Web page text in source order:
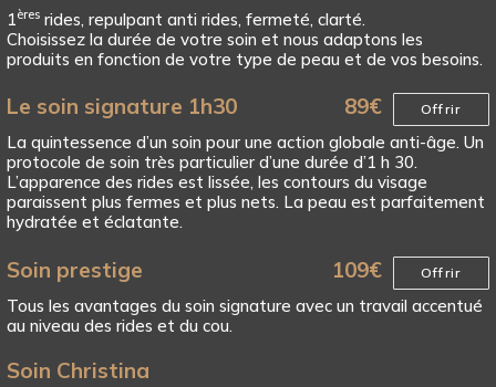
1ères rides, repulpant anti rides, fermeté, clarté.
Choisissez la durée de votre soin et nous adaptons les
produits en fonction de votre type de peau et de vos besoins.
Le soin signature 1h30 89€ Offrir
La quintessence d’un soin pour une action globale anti-âge. Un
protocole de soin très particulier d’une durée d’1 h 30.
L’apparence des rides est lissée, les contours du visage
paraissent plus fermes et plus nets. La peau est parfaitement
hydratée et éclatante.
Soin prestige 109€ Offrir
Tous les avantages du soin signature avec un travail accentué
au niveau des rides et du cou.
Soin Christina